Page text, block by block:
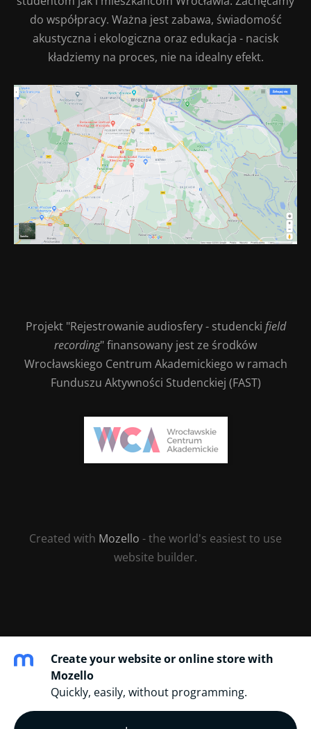
do współpracy. Ważna jest zabawa, świadomość
akustyczna i ekologiczna oraz edukacja - nacisk
kładziemy na proces, nie na idealny efekt.
Projekt "Rejestrowanie audiosfery - studencki field
recording" finansowany jest ze środków
Wrocławskiego Centrum Akademickiego w ramach
Funduszu Aktywności Studenckiej (FAST)
Created with Mozello - the world's easiest to use
website builder.
Create your website or online store with
Mozello
Quickly, easily, without programming.